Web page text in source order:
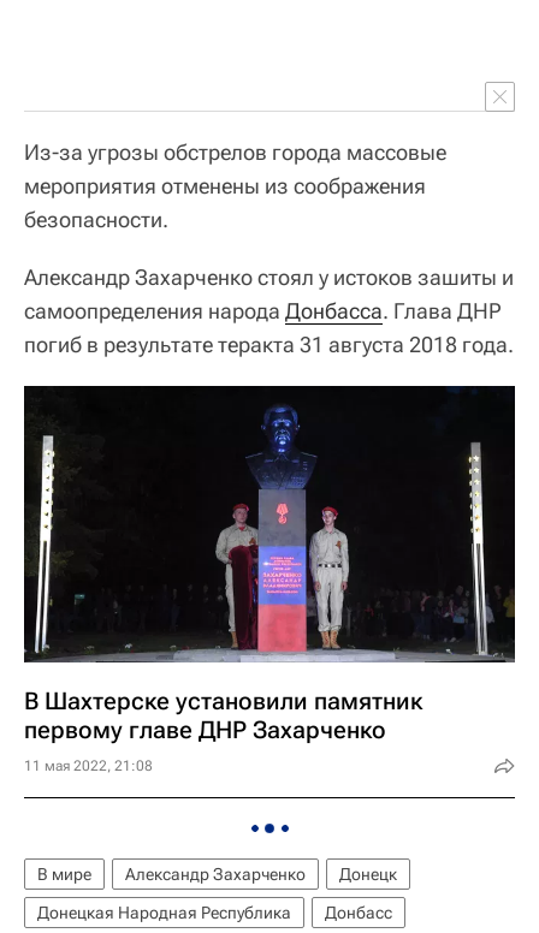
Из-за угрозы обстрелов города массовые
мероприятия отменены из соображения
безопасности.
Александр Захарченко стоял у истоков зашиты и
самоопределения народа Донбасса. Глава ДНР
погиб в результате теракта 31 августа 2018 года.
В Шахтерске установили памятник
первому главе ДНР Захарченко
11 мая 2022, 21:08
В мире Александр Захарченко
Донецк
Донецкая Народная Республика
Донбасс